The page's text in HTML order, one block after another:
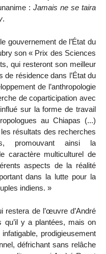
: Jamais ne se taira
.
gouvernement de l’État du
son « Prix des Sciences
qui resteront son meilleur
résidence dans l’État du
de l’anthropologie
de coparticipation avec
sur la forme de travail
au Chiapas (...)
résultats des recherches
promouvant ainsi la
caractère multiculturel de
aspects de la réalité
dans la lutte pour la
indiens. »
restera de l’œuvre d’André
y a plantées, mais on
prodigieusement
défrichant sans relâche